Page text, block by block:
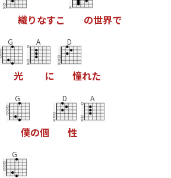
織りなすこ の世界で
G
光
A
に
D
憧れた
G
僕の個
D
性
A
G